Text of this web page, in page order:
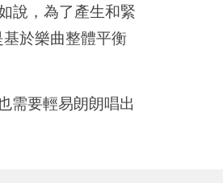
說，為了產生和緊
於樂曲整體平衡
需要輕易朗朗唱出